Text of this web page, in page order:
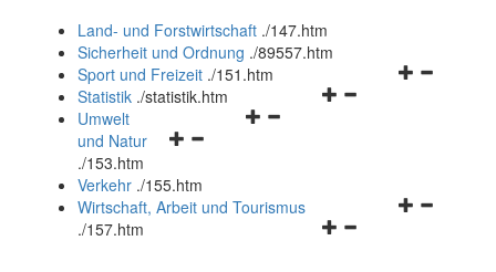
und
schließen
Land- und Forstwirtschaft ./147.htm
Sicherheit und Ordnung ./89557.htm
Navigationsmenü
Sport und Freizeit ./151.htm
Navigationsmenü
Statistik ./statistik.htm
Navigationsmenü
und
schließen
Umwelt
und Natur
./153.htm
Verkehr ./155.htm
Navigationsmenü
Wirtschaft, Arbeit und Tourismus
./157.htm